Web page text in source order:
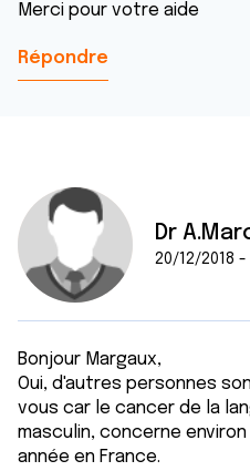
Merci pour votre aide
Répondre
Dr
20/12/2018 -
Bonjour Margaux,
Oui, d'autres personnes
vous car le cancer de la
masculin, concerne
année en France.